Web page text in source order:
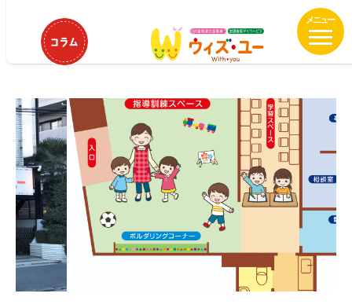
テ
ン
ツ
へ
移
動
ウィズ・ユー与野
ウィズ・ユー与野